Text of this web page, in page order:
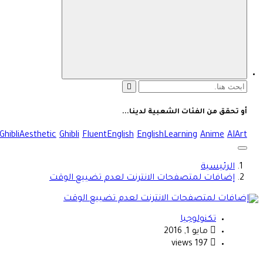
البحث
أو تحقق من الفئات الشعبية لدينا...
AIArt
Anime
EnglishLearning
FluentEnglish
Ghibli
الرئيسية
إضافات لمتصفحات الانترنت لعدم تضييع الوقت
تكنولوجيا
مايو 1, 2016